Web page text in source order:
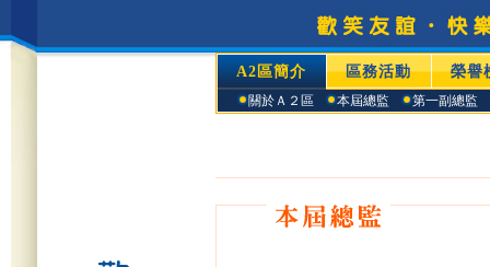
A2區簡介 區務活動 榮譽
關於Ａ２區 本屆總監 第一副總監